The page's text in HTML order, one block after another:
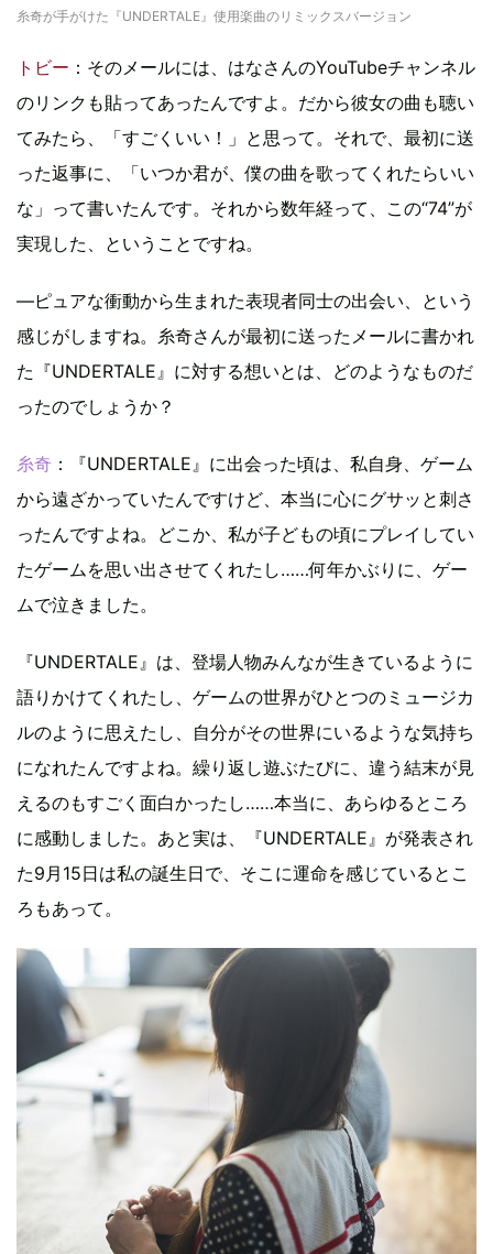
糸奇が手がけた『UNDERTALE』使用楽曲のリミックスバージョン
トビー ：そのメールには、はなさんのYouTubeチャンネル
のリンクも貼ってあったんですよ。だから彼女の曲も聴い
てみたら、「すごくいい！」と思って。それで、最初に送
った返事に、「いつか君が、僕の曲を歌ってくれたらいい
な」って書いたんです。それから数年経って、この“74”が
実現した、ということですね。
—ピュアな衝動から生まれた表現者同士の出会い、という
感じがしますね。糸奇さんが最初に送ったメールに書かれ
た『UNDERTALE』に対する想いとは、どのようなものだ
ったのでしょうか？
糸奇 ：『UNDERTALE』に出会った頃は、私自身、ゲーム
から遠ざかっていたんですけど、本当に心にグサッと刺さ
ったんですよね。どこか、私が子どもの頃にプレイしてい
たゲームを思い出させてくれたし……何年かぶりに、ゲー
ムで泣きました。
『UNDERTALE』は、登場人物みんなが生きているように
語りかけてくれたし、ゲームの世界がひとつのミュージカ
ルのように思えたし、自分がその世界にいるような気持ち
になれたんですよね。繰り返し遊ぶたびに、違う結末が見
えるのもすごく面白かったし……本当に、あらゆるところ
に感動しました。あと実は、『UNDERTALE』が発表され
た9月15日は私の誕生日で、そこに運命を感じているとこ
ろもあって。